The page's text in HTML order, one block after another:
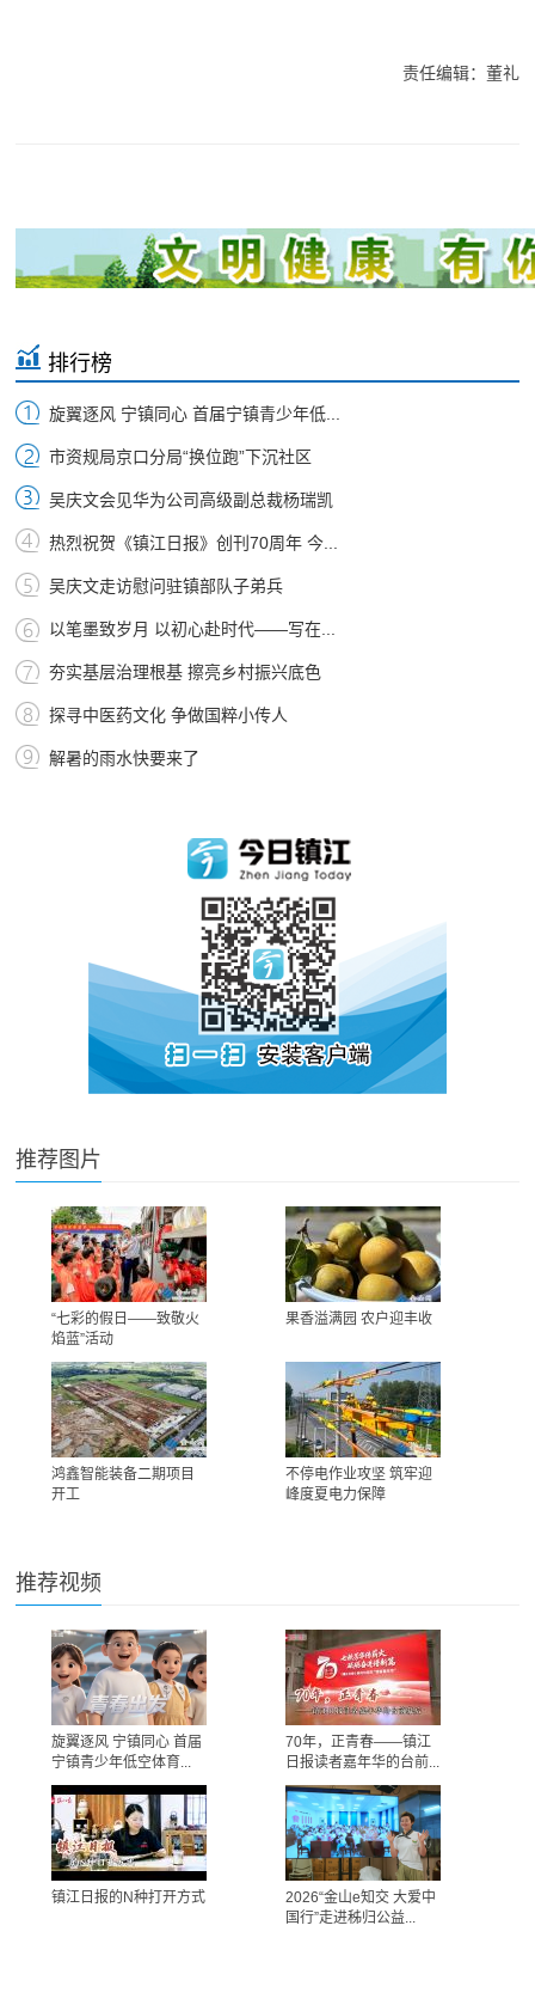
责任编辑：董礼
排行榜
旋翼逐风 宁镇同心 首届宁镇青少年低...
市资规局京口分局“换位跑”下沉社区
吴庆文会见华为公司高级副总裁杨瑞凯
热烈祝贺《镇江日报》创刊70周年 今...
吴庆文走访慰问驻镇部队子弟兵
以笔墨致岁月 以初心赴时代——写在...
夯实基层治理根基 擦亮乡村振兴底色
探寻中医药文化 争做国粹小传人
解暑的雨水快要来了
推荐图片
“七彩的假日——致敬火
焰蓝”活动
果香溢满园 农户迎丰收
鸿鑫智能装备二期项目
开工
不停电作业攻坚 筑牢迎
峰度夏电力保障
推荐视频
旋翼逐风 宁镇同心 首届
宁镇青少年低空体育...
70年，正青春——镇江
日报读者嘉年华的台前...
镇江日报的N种打开方式
2026“金山e知交 大爱中
国行”走进秭归公益...